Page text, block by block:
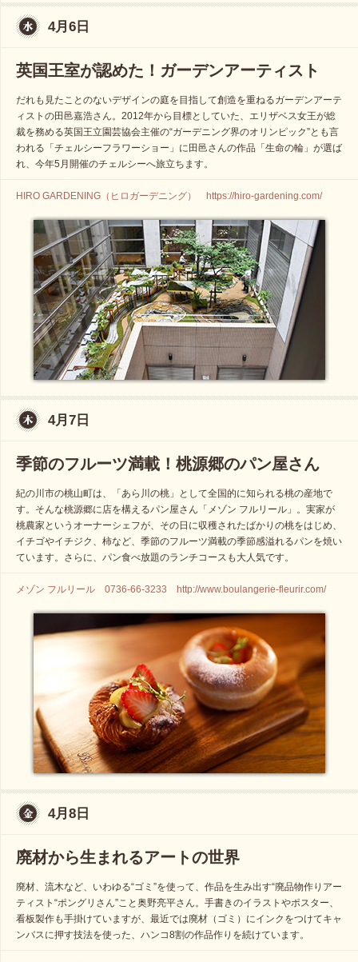
4月6日
英国王室が認めた！ガーデンアーティスト
だれも見たことのないデザインの庭を目指して創造を重ねるガーデンアーテ
ィストの田邑嘉浩さん。2012年から目標としていた、エリザベス女王が総
裁を務める英国王立園芸協会主催の“ガーデニング界のオリンピック”とも言
われる「チェルシーフラワーショー」に田邑さんの作品「生命の輪」が選ば
れ、今年5月開催のチェルシーへ旅立ちます。
HIRO GARDENING（ヒロガーデニング） https://hiro-gardening.com/
4月7日
季節のフルーツ満載！桃源郷のパン屋さん
紀の川市の桃山町は、「あら川の桃」として全国的に知られる桃の産地で
す。そんな桃源郷に店を構えるパン屋さん「メゾン フルリール」。実家が
桃農家というオーナーシェフが、その日に収穫されたばかりの桃をはじめ、
イチゴやイチジク、柿など、季節のフルーツ満載の季節感溢れるパンを焼い
ています。さらに、パン食べ放題のランチコースも大人気です。
メゾン フルリール 0736-66-3233 http://www.boulangerie-fleurir.com/
4月8日
廃材から生まれるアートの世界
廃材、流木など、いわゆる“ゴミ”を使って、作品を生み出す“廃品物作りアー
ティスト“ポングリさん”こと奥野亮平さん。手書きのイラストやポスター、
看板製作も手掛けていますが、最近では廃材（ゴミ）にインクをつけてキャ
ンバスに押す技法を使った、ハンコ8割の作品作りを続けています。